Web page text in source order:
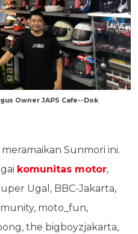
Owner JAPS Cafe--Dok
Sunmori ini.
komunitas motor,
Ugal, BBC-Jakarta,
moto_fun,
the bigboyzjakarta,